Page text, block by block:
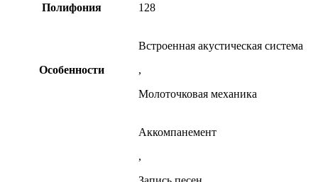
Полифония 128
Особенности
Встроенная акустическая система
,
Молоточковая механика
Аккомпанемент
,